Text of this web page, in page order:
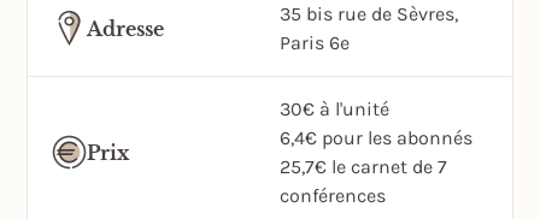
Adresse
35 bis rue de Sèvres,
Paris 6e
Prix
30€ à l'unité
6,4€ pour les abonnés
25,7€ le carnet de 7
conférences